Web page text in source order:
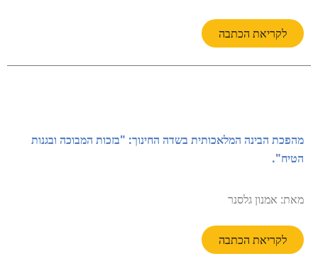
לקריאת הכתבה
מהפכת הבינה המלאכותית בשדה החינוך: "בזכות המבוכה ובגנות
הטיח".
מאת: אמנון גלסנר
לקריאת הכתבה